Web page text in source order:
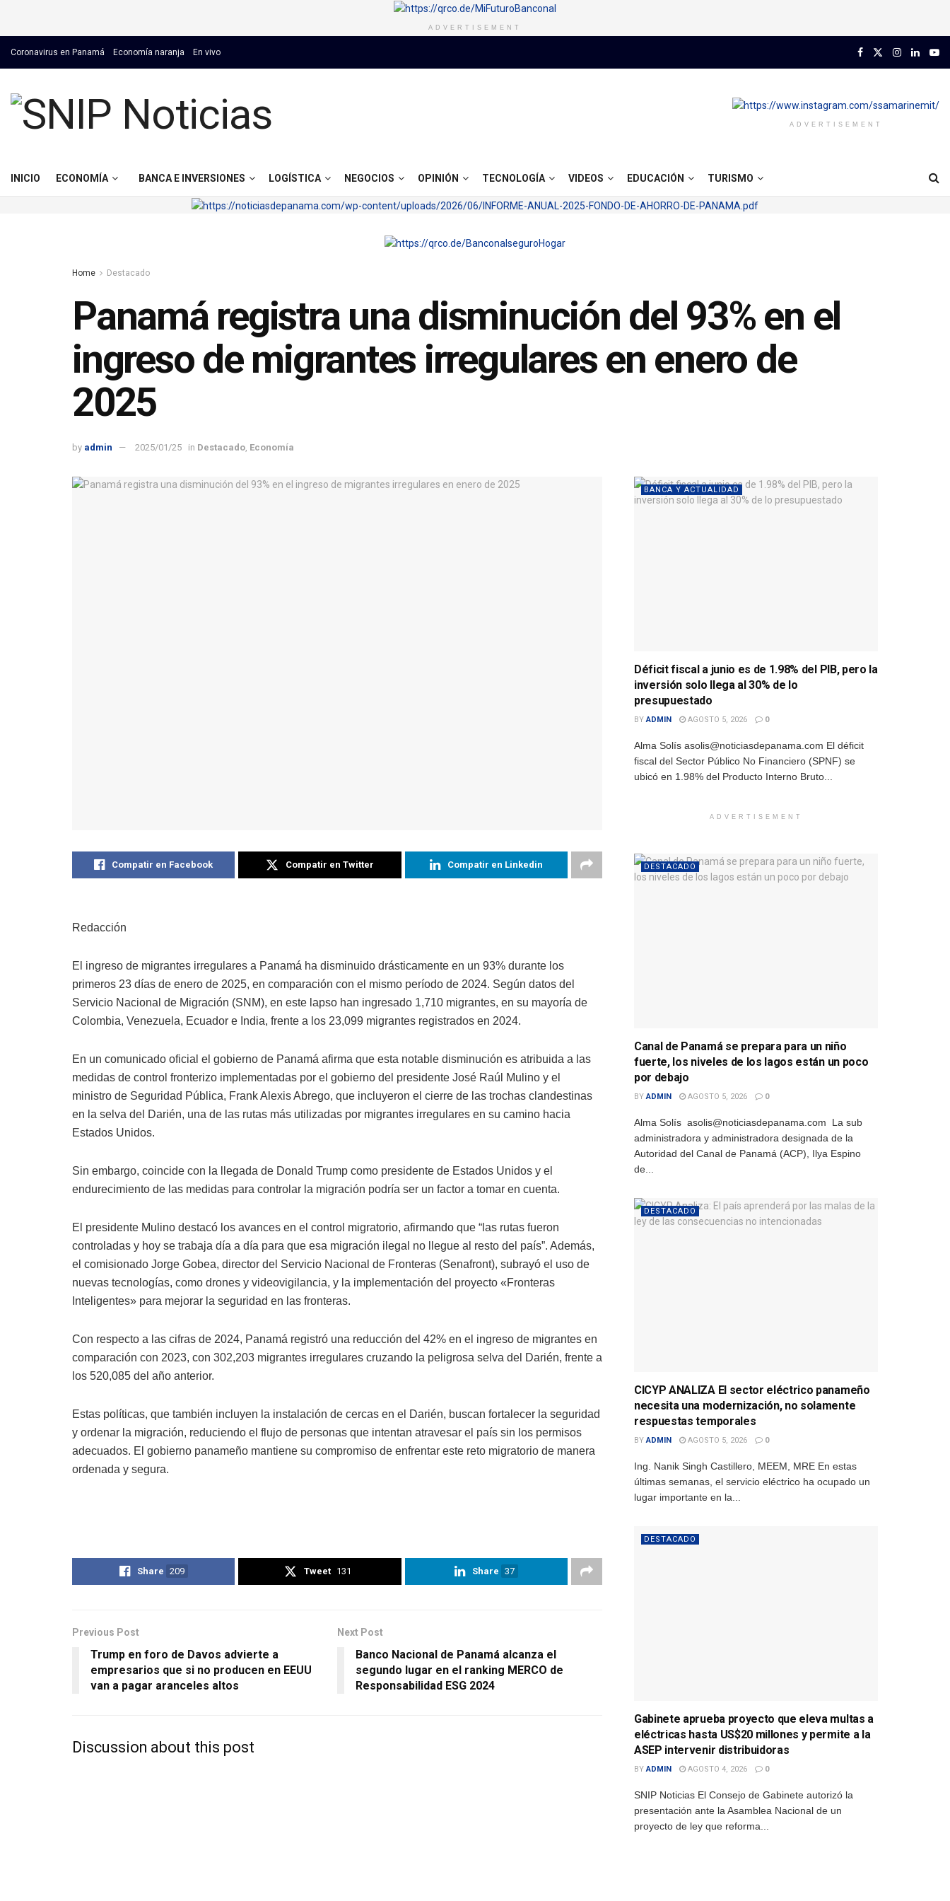
ADVERTISEMENT
Coronavirus en Panamá Economía naranja En vivo
ADVERTISEMENT
INICIO ECONOMÍA BANCA E INVERSIONES LOGÍSTICA NEGOCIOS OPINIÓN TECNOLOGÍA VIDEOS EDUCACIÓN TURISMO
Home Destacado
Panamá registra una disminución del 93% en el
ingreso de migrantes irregulares en enero de
2025
by admin 2025/01/25 in Destacado, Economía
Compatir en Facebook Compatir en Twitter Compatir en Linkedin
Redacción
El ingreso de migrantes irregulares a Panamá ha disminuido drásticamente en un 93% durante los
primeros 23 días de enero de 2025, en comparación con el mismo período de 2024. Según datos del
Servicio Nacional de Migración (SNM), en este lapso han ingresado 1,710 migrantes, en su mayoría de
Colombia, Venezuela, Ecuador e India, frente a los 23,099 migrantes registrados en 2024.
En un comunicado oficial el gobierno de Panamá afirma que esta notable disminución es atribuida a las
medidas de control fronterizo implementadas por el gobierno del presidente José Raúl Mulino y el
ministro de Seguridad Pública, Frank Alexis Abrego, que incluyeron el cierre de las trochas clandestinas
en la selva del Darién, una de las rutas más utilizadas por migrantes irregulares en su camino hacia
Estados Unidos.
Sin embargo, coincide con la llegada de Donald Trump como presidente de Estados Unidos y el
endurecimiento de las medidas para controlar la migración podría ser un factor a tomar en cuenta.
El presidente Mulino destacó los avances en el control migratorio, afirmando que “las rutas fueron
controladas y hoy se trabaja día a día para que esa migración ilegal no llegue al resto del país”. Además,
el comisionado Jorge Gobea, director del Servicio Nacional de Fronteras (Senafront), subrayó el uso de
nuevas tecnologías, como drones y videovigilancia, y la implementación del proyecto «Fronteras
Inteligentes» para mejorar la seguridad en las fronteras.
Con respecto a las cifras de 2024, Panamá registró una reducción del 42% en el ingreso de migrantes en
comparación con 2023, con 302,203 migrantes irregulares cruzando la peligrosa selva del Darién, frente a
los 520,085 del año anterior.
Estas políticas, que también incluyen la instalación de cercas en el Darién, buscan fortalecer la seguridad
y ordenar la migración, reduciendo el flujo de personas que intentan atravesar el país sin los permisos
adecuados. El gobierno panameño mantiene su compromiso de enfrentar este reto migratorio de manera
ordenada y segura.
Share 209 Tweet 131 Share 37
Previous Post
Trump en foro de Davos advierte a
empresarios que si no producen en EEUU
van a pagar aranceles altos
Next Post
Banco Nacional de Panamá alcanza el
segundo lugar en el ranking MERCO de
Responsabilidad ESG 2024
Discussion about this post
BANCA Y ACTUALIDAD
Déficit fiscal a junio es de 1.98% del PIB, pero la
inversión solo llega al 30% de lo
presupuestado
BY ADMIN AGOSTO 5, 2026 0
Alma Solís asolis@noticiasdepanama.com El déficit
fiscal del Sector Público No Financiero (SPNF) se
ubicó en 1.98% del Producto Interno Bruto...
ADVERTISEMENT
DESTACADO
Canal de Panamá se prepara para un niño
fuerte, los niveles de los lagos están un poco
por debajo
BY ADMIN AGOSTO 5, 2026 0
Alma Solís asolis@noticiasdepanama.com La sub
administradora y administradora designada de la
Autoridad del Canal de Panamá (ACP), Ilya Espino
de...
DESTACADO
CICYP ANALIZA El sector eléctrico panameño
necesita una modernización, no solamente
respuestas temporales
BY ADMIN AGOSTO 5, 2026 0
Ing. Nanik Singh Castillero, MEEM, MRE En estas
últimas semanas, el servicio eléctrico ha ocupado un
lugar importante en la...
DESTACADO
Gabinete aprueba proyecto que eleva multas a
eléctricas hasta US$20 millones y permite a la
ASEP intervenir distribuidoras
BY ADMIN AGOSTO 4, 2026 0
SNIP Noticias El Consejo de Gabinete autorizó la
presentación ante la Asamblea Nacional de un
proyecto de ley que reforma...